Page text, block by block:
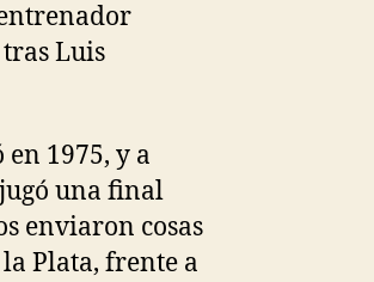
Luis
1975, y a
una final
enviaron cosas
Plata, frente a